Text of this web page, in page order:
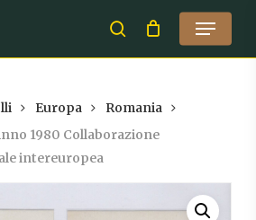
search
Menu
Europa
Romania
1980 Collaborazione
intereuropea
Close